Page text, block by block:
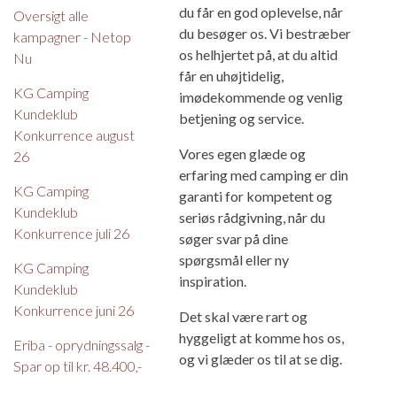
Oversigt alle
kampagner - Netop
Nu
KG Camping
Kundeklub
Konkurrence august
26
KG Camping
Kundeklub
Konkurrence juli 26
KG Camping
Kundeklub
Konkurrence juni 26
Eriba - oprydningssalg -
Spar op til kr. 48.400,-
du får en god oplevelse, når
du besøger os. Vi bestræber
os helhjertet på, at du altid
får en uhøjtidelig,
imødekommende og venlig
betjening og service.
Vores egen glæde og
erfaring med camping er din
garanti for kompetent og
seriøs rådgivning, når du
søger svar på dine
spørgsmål eller ny
inspiration.
Det skal være rart og
hyggeligt at komme hos os,
og vi glæder os til at se dig.